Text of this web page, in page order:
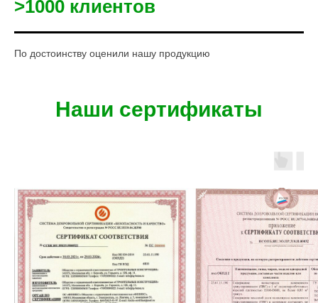
>1000 клиентов
По достоинству оценили нашу продукцию
Наши сертификаты